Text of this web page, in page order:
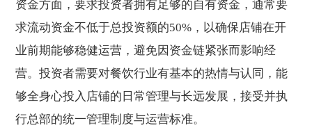
资金方面，要求投资者拥有足够的自有资金，通常要
求流动资金不低于总投资额的50%，以确保店铺在开
业前期能够稳健运营，避免因资金链紧张而影响经
营。投资者需要对餐饮行业有基本的热情与认同，能
够全身心投入店铺的日常管理与长远发展，接受并执
行总部的统一管理制度与运营标准。